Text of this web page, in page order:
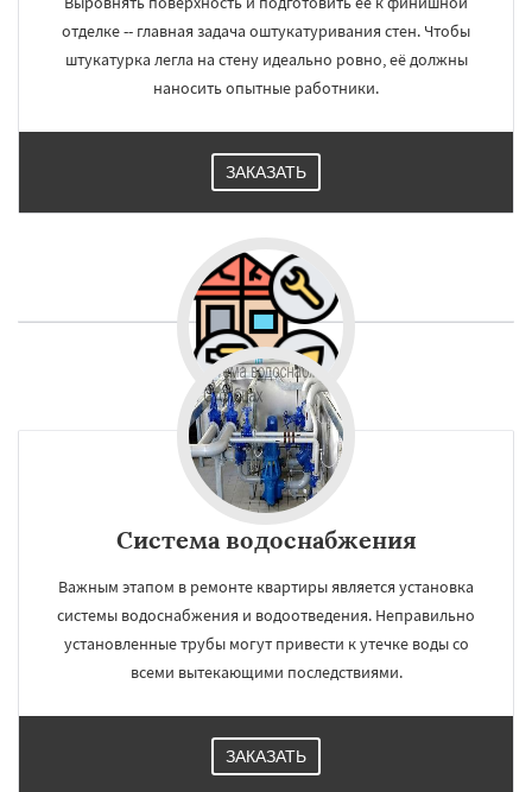
отделке -- главная задача оштукатуривания стен. Чтобы
штукатурка легла на стену идеально ровно, её должны
наносить опытные работники.
ЗАКАЗАТЬ
Система водоснабжения
Важным этапом в ремонте квартиры является установка
системы водоснабжения и водоотведения. Неправильно
установленные трубы могут привести к утечке воды со
всеми вытекающими последствиями.
ЗАКАЗАТЬ